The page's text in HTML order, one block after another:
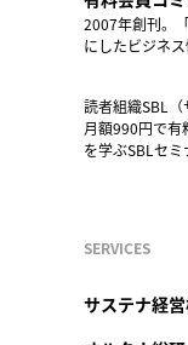
2007年創刊。
にしたビジネ
読者組織SBL（
月額990円で有
を学ぶSBLセ
SERVICES
サステナ経営